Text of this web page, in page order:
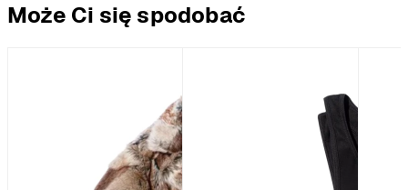
Może Ci się spodobać